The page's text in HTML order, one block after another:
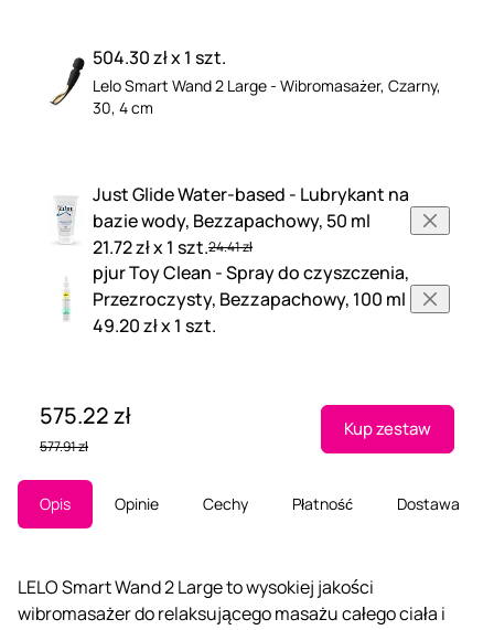
504.30 zł x 1 szt.
Lelo Smart Wand 2 Large - Wibromasażer, Czarny,
30, 4 cm
Just Glide Water-based - Lubrykant na
bazie wody, Bezzapachowy, 50 ml
21.72 zł x 1 szt.24.41 zł
pjur Toy Clean - Spray do czyszczenia,
Przezroczysty, Bezzapachowy, 100 ml
49.20 zł x 1 szt.
575.22 zł
577.91 zł
Kup zestaw
Opis Opinie Cechy Płatność Dostawa
LELO Smart Wand 2 Large to wysokiej jakości
wibromasażer do relaksującego masażu całego ciała i